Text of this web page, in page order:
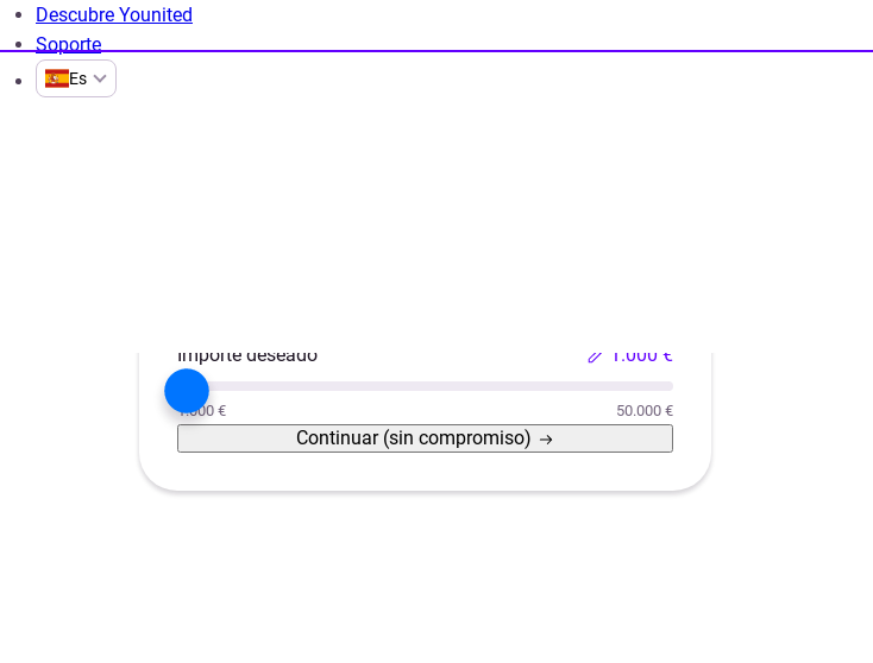
Descubre Younited
Soporte
Es
Importe deseado
1.000 €
1.000 € 50.000 €
Continuar (sin compromiso)